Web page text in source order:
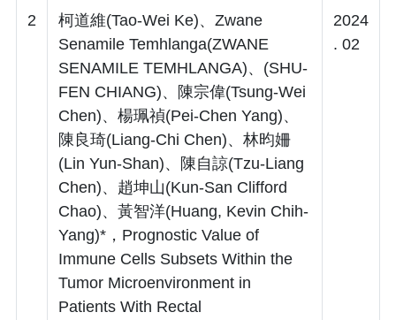
2
柯道維(Tao-Wei Ke)、Zwane
Senamile Temhlanga(ZWANE
SENAMILE TEMHLANGA)、(SHU-
FEN CHIANG)、陳宗偉(Tsung-Wei
Chen)、楊珮禎(Pei-Chen Yang)、
陳良琦(Liang-Chi Chen)、林昀姍
(Lin Yun-Shan)、陳自諒(Tzu-Liang
Chen)、趙坤山(Kun-San Clifford
Chao)、黃智洋(Huang, Kevin Chih-
Yang)*，Prognostic Value of
Immune Cells Subsets Within the
Tumor Microenvironment in
Patients With Rectal
2024
. 02